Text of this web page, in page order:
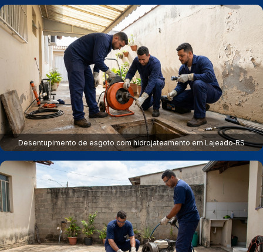
Desentupimento de esgoto com hidrojateamento em Lajeado‑RS